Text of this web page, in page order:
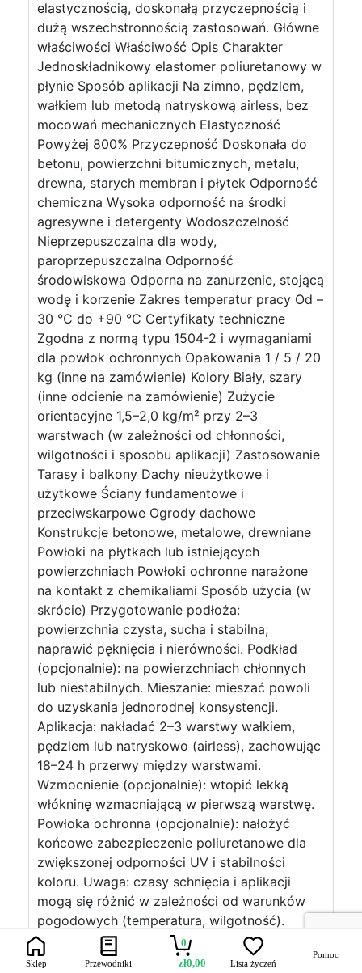
elastycznością, doskonałą przyczepnością i
dużą wszechstronnością zastosowań. Główne
właściwości Właściwość Opis Charakter
Jednoskładnikowy elastomer poliuretanowy w
płynie Sposób aplikacji Na zimno, pędzlem,
wałkiem lub metodą natryskową airless, bez
mocowań mechanicznych Elastyczność
Powyżej 800% Przyczepność Doskonała do
betonu, powierzchni bitumicznych, metalu,
drewna, starych membran i płytek Odporność
chemiczna Wysoka odporność na środki
agresywne i detergenty Wodoszczelność
Nieprzepuszczalna dla wody,
paroprzepuszczalna Odporność
środowiskowa Odporna na zanurzenie, stojącą
wodę i korzenie Zakres temperatur pracy Od –
30 °C do +90 °C Certyfikaty techniczne
Zgodna z normą typu 1504-2 i wymaganiami
dla powłok ochronnych Opakowania 1 / 5 / 20
kg (inne na zamówienie) Kolory Biały, szary
(inne odcienie na zamówienie) Zużycie
orientacyjne 1,5–2,0 kg/m² przy 2–3
warstwach (w zależności od chłonności,
wilgotności i sposobu aplikacji) Zastosowanie
Tarasy i balkony Dachy nieużytkowe i
użytkowe Ściany fundamentowe i
przeciwskarpowe Ogrody dachowe
Konstrukcje betonowe, metalowe, drewniane
Powłoki na płytkach lub istniejących
powierzchniach Powłoki ochronne narażone
na kontakt z chemikaliami Sposób użycia (w
skrócie) Przygotowanie podłoża:
powierzchnia czysta, sucha i stabilna;
naprawić pęknięcia i nierówności. Podkład
(opcjonalnie): na powierzchniach chłonnych
lub niestabilnych. Mieszanie: mieszać powoli
do uzyskania jednorodnej konsystencji.
Aplikacja: nakładać 2–3 warstwy wałkiem,
pędzlem lub natryskowo (airless), zachowując
18–24 h przerwy między warstwami.
Wzmocnienie (opcjonalnie): wtopić lekką
włókninę wzmacniającą w pierwszą warstwę.
Powłoka ochronna (opcjonalnie): nałożyć
końcowe zabezpieczenie poliuretanowe dla
zwiększonej odporności UV i stabilności
koloru. Uwaga: czasy schnięcia i aplikacji
mogą się różnić w zależności od warunków
pogodowych (temperatura, wilgotność).
Zaleca się sprawdzenie warunków aplikacji na
miejscu. Zalety konkurencyjne Łatwa aplikacja,
Sklep Przewodniki
0
zł0,00 Lista życzeń
Pomoc